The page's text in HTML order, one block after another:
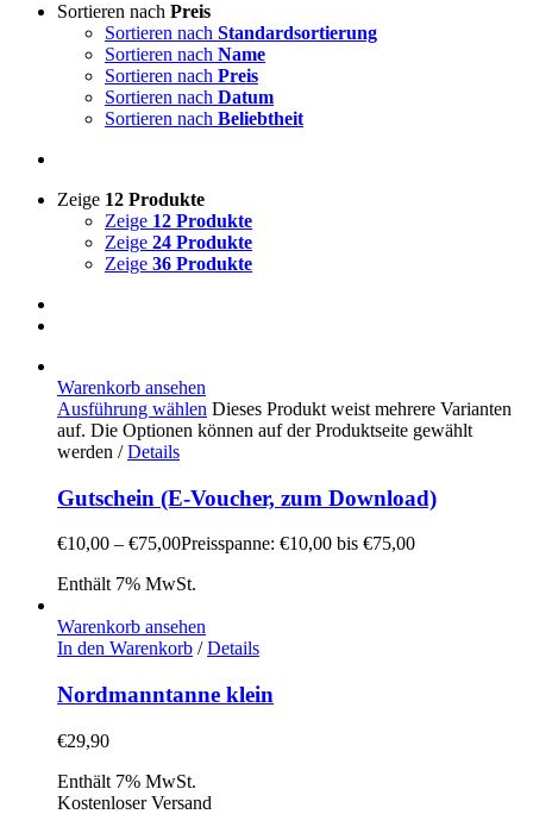
Sortieren nach Preis
Sortieren nach Standardsortierung
Sortieren nach Name
Sortieren nach Preis
Sortieren nach Datum
Sortieren nach Beliebtheit
Zeige 12 Produkte
Zeige 12 Produkte
Zeige 24 Produkte
Zeige 36 Produkte
Warenkorb ansehen
Ausführung wählen Dieses Produkt weist mehrere Varianten
auf. Die Optionen können auf der Produktseite gewählt
werden / Details
Gutschein (E-Voucher, zum Download)
€10,00 – €75,00Preisspanne: €10,00 bis €75,00
Enthält 7% MwSt.
Warenkorb ansehen
In den Warenkorb / Details
Nordmanntanne klein
€29,90
Enthält 7% MwSt.
Kostenloser Versand